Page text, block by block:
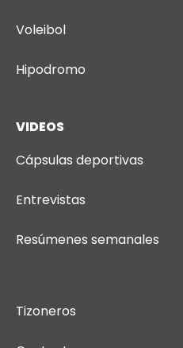
Voleibol
Hipodromo
VIDEOS
Cápsulas deportivas
Entrevistas
Resúmenes semanales
Tizoneros